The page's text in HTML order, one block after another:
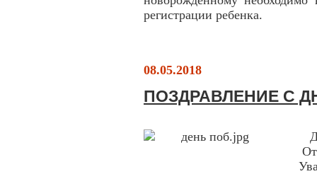
регистрации ребенка.
08.05.2018
ПОЗДРАВЛЕНИЕ С